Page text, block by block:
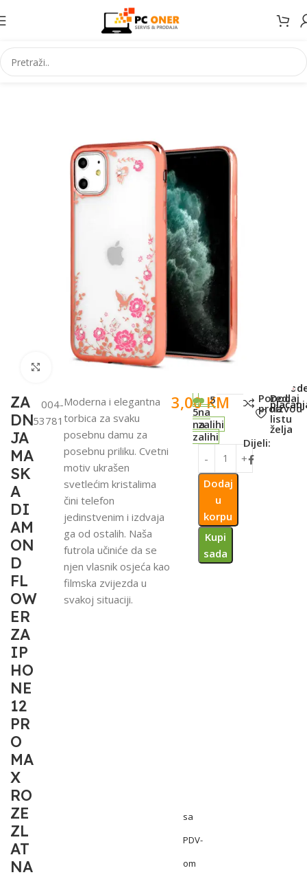
Početna Elektronika Mobiteli Maske za mobitele i dodaci
Click to enlarge
ZA
DN
JA
MA
SK
A
DI
AM
ON
D
FL
OW
ER
ZA
IP
HO
NE
12
PR
O
MA
X
RO
ZE
ZL
AT
NA
004-
53781
Moderna i elegantna
torbica za svaku
posebnu damu za
posebnu priliku. Cvetni
motiv ukrašen
svetlećim kristalima
čini telefon
jedinstvenim i izdvaja
ga od ostalih. Naša
futrola učiniće da se
njen vlasnik osjeća kao
filmska zvijezda u
svakoj situaciji.
3,00KM
sa
PDV-
om
5
na
zalihi
5
na
zalihi
Dodaj
u
korpu
Kupi
sada
Poredi
proizvod
Dodaj
na
listu
želja
Dijeli: